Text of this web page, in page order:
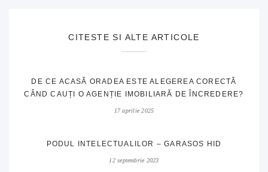
CITESTE SI ALTE ARTICOLE
DE CE ACASĂ ORADEA ESTE ALEGEREA CORECTĂ
CÂND CAUȚI O AGENȚIE IMOBILIARĂ DE ÎNCREDERE?
17 aprilie 2025
PODUL INTELECTUALILOR – GARASOS HID
12 septembrie 2023